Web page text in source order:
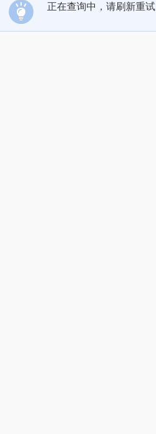
正在查询中，请刷新重试